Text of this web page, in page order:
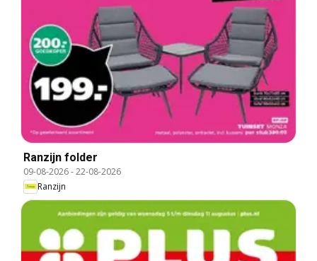
Ranzijn folder
09-08-2026-22-08-2026
Ranzijn